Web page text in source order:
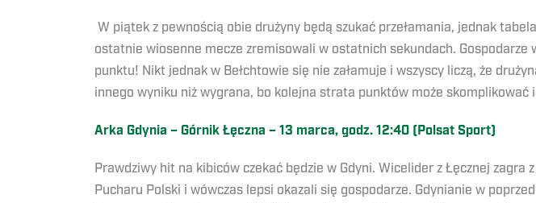
W piątek z pewnością obie drużyny będą szukać przełamania, jednak
ostatnie wiosenne mecze zremisowali w ostatnich sekundach.
punktu! Nikt jednak w Bełchtowie się nie załamuje i wszyscy liczą, że
innego wyniku niż wygrana, bo kolejna strata punktów może skomplikować
Arka Gdynia – Górnik Łęczna – 13 marca, godz. 12:40 (Polsat Sport)
Prawdziwy hit na kibiców czekać będzie w Gdyni. Wicelider z Łęcznej
Pucharu Polski i wówczas lepsi okazali się gospodarze. Gdynianie w